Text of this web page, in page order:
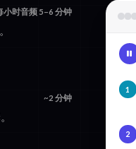
小时音频 5–6 分钟
~2 分钟
1
2